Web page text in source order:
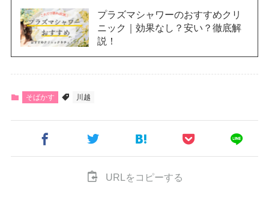
プラズマシャワーのおすすめクリ
ニック｜効果なし？安い？徹底解
説！
そばかす 川越
URLをコピーする